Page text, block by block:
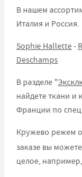
В нашем
Италия и Россия.
Sophie Hallette-
Deschamps
В разделе "
найдете ткани и
Франции по
Кружево режем
заказе вы
целое,